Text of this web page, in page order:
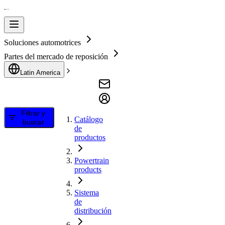
Soluciones automotrices
Partes del mercado de reposición
Latin America
Filtrar y
buscar
Catálogo
de
productos
Powertrain
products
Sistema
de
distribución